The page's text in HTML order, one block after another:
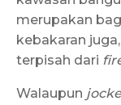
merupakan
kebakaran
terpisah dari
Walaupun